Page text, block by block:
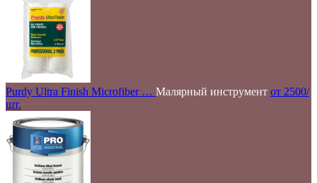
Purdy Ultra Finish Microfiber … Малярный инструмент от 2500/
шт.